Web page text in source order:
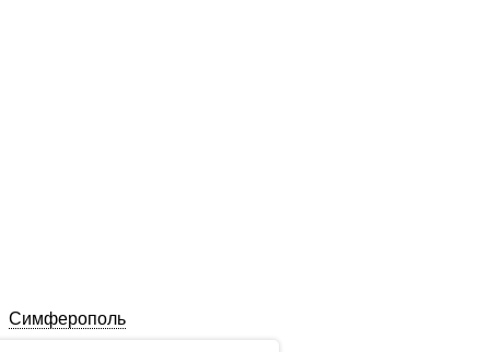
Симферополь